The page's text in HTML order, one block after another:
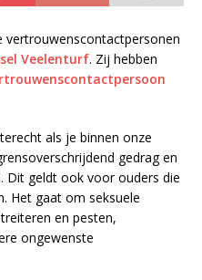
vertrouwenscontactpersonen
Veelenturf. Zij hebben
als je binnen onze
gedrag en
Dit geldt ook voor ouders die
Het gaat om seksuele
en pesten,
ongewenste